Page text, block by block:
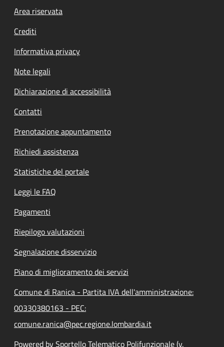
Footer menu
Area riservata
Crediti
Informativa privacy
Note legali
Dichiarazione di accessibilità
Contatti
Prenotazione appuntamento
Richiedi assistenza
Statistiche del portale
Leggi le FAQ
Pagamenti
Riepilogo valutazioni
Segnalazione disservizio
Piano di miglioramento dei servizi
Comune di Ranica - Partita IVA dell'amministrazione:
00330380163 - PEC:
comune.ranica@pec.regione.lombardia.it
Powered by Sportello Telematico Polifunzionale (v.